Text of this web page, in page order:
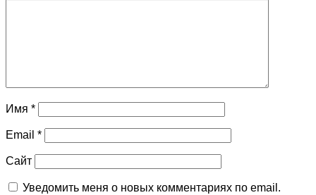
Имя *
Email *
Сайт
Уведомить меня о новых комментариях по email.